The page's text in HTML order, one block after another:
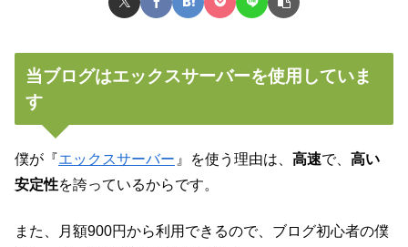
当ブログはエックスサーバーを使用していま
す
僕が『 エックスサーバー 』を使う理由は、 高速で、 高い
安定性を誇っているからです。
また、月額900円から利用できるので、ブログ初心者の僕